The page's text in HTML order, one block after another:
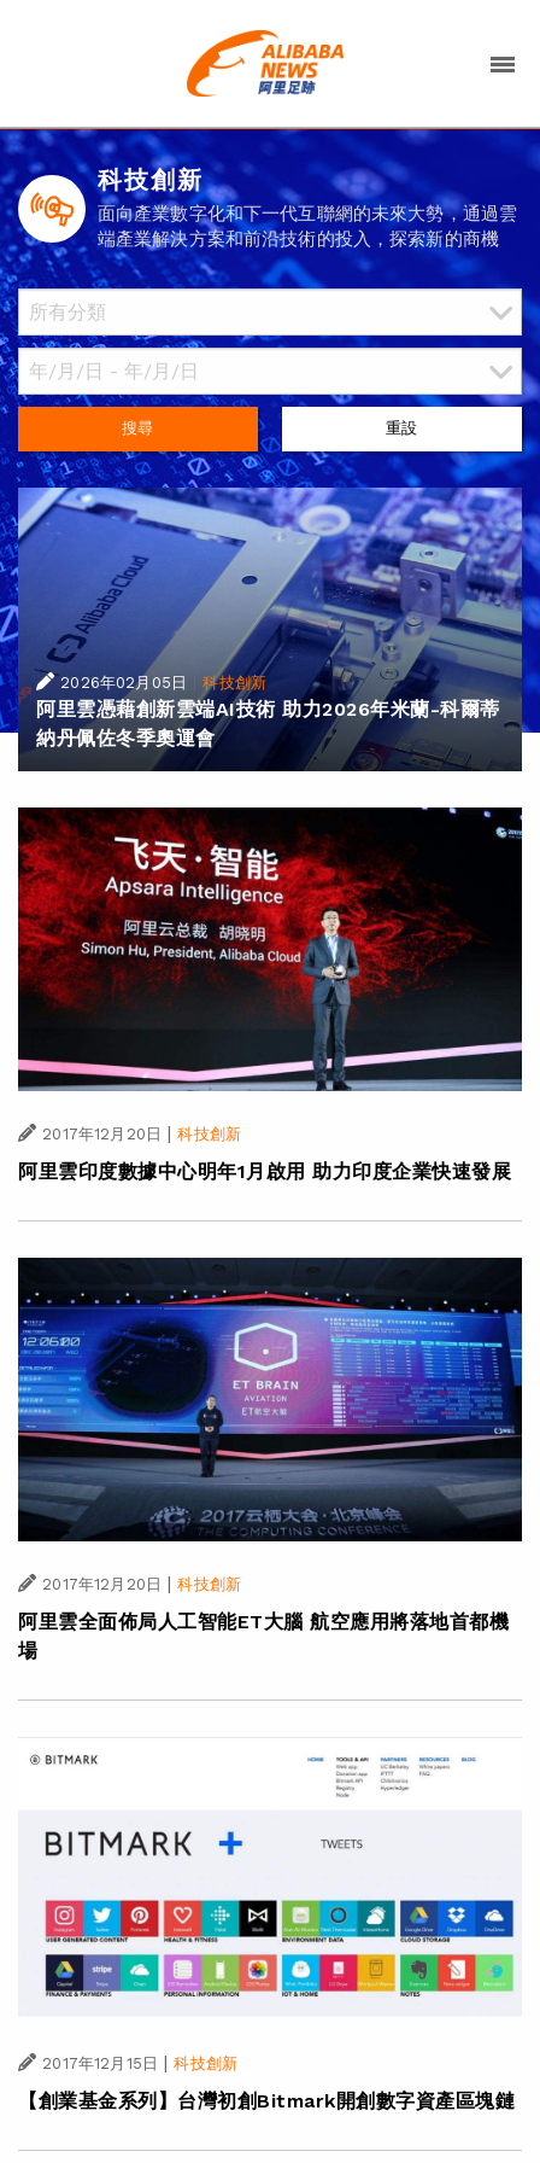
科技創新
面向產業數字化和下一代互聯網的未來大勢，通過雲
端產業解決方案和前沿技術的投入，探索新的商機
搜尋 重設
2026年02月05日 |科技創新
阿里雲憑藉創新雲端AI技術 助力2026年米蘭-科爾蒂
納丹佩佐冬季奧運會
2017年12月20日 | 科技創新
阿里雲印度數據中心明年1月啟用 助力印度企業快速發展
2017年12月20日 | 科技創新
阿里雲全面佈局人工智能ET大腦 航空應用將落地首都機
場
2017年12月15日 | 科技創新
【創業基金系列】台灣初創Bitmark開創數字資產區塊鏈